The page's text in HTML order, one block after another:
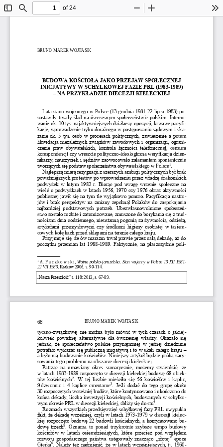
ToggleFind
of 24
Zoom
„Nasza Przeszłość” t. 11 8: 2012 , s. 67-89.
BRUNO MAREK WOJTASIK
BUDOWA KOŚCIOŁA JAKO PRZEJAW SPOŁECZNEJ
INICJATYWY W SCHYŁKOWEJ FAZIE PRL (1983-1989)
–NA PRZYKŁADZIE DIECEZJI KIELECKIEJ
Lata stanu wojennego w Polsce (13 grudnia 1981-22 lipca 1983) po-
zostawiły trwały ślad na ówczesnym społeczeństwie polskim. Interno-
wanie ok. 10 tys. najaktywniejszych działaczy opozycji, krwawe pacyfi-
kacje, wprowadzenie trybu doraźnego w postępowaniu sądowym i ska-
zanie ok. 5 tys. osób w procesach politycznych, zawieszenie a potem
likwidacja niezależnych związków zawodowych i organizacji, ograni-
czenie  praw  obywatelskich,  kontrola  łączności  telefonicznej,  cenzura
korespondencji czy wreszcie polityczno-ideologiczna weryfikacja dzien-
nikarzy, nauczycieli i sędziów zaowocowało załamaniem spontanicznie
tworzących siępodstaw społeczeństwa obywatelskiego w Polsce1
Najlepszą miarą rezygnacji z szerszych ambicji politycznych był brak
poważniejszych protestów po wprowadzeniu przez władzę drakońskich
podwyżek w lutym 1982 r. Biorąc pod uwagę wrzenie społeczne na
wieść o podwyżkach w latach 1956, 1970 czy 1976 obraz aktywności
publicznej jawił się na tym tle wyjątkowo ponuro. Pacyfikacja nastro-
jów i brak perspektyw na zmiany zepchnął Polaków do zaspokajania
najbardziej  podstawowych  potrzeb.  Ubezwłasnowolnione  społeczeń-
stwo zostało rozbite i zatomizowane, zmuszone do borykania się z trud-
nościami dnia codziennego, nieustanną pogonią za żywnością, odzieżą,
artykułami przemysłowymi czy środkami higieny osobistej w tasiem-
cowych kolejkach przed sklepami na terenie całego kraju.
Przyjmuje się, że ów marazm trwał prawie przez całą dekadę, aż do
początku przemian lat 1988-1989. Faktycznie, na płaszczyźnie poli-
————
1 A P a c z k o w s k i, Wojna polsko-jaruzelska. Stan wojenny w Polsce 13 XII 1981-
22 VII 1983, Kraków 2006, s. 90-114.
BRUNO MAREK WOJTASIK
68
tyczno-związkowej nie można było mówić w tych czasach o jakiej-
kolwiek  poważnej  alternatywie  dla  ówczesnej  władzy.  Okazało  się
jednak,  że  społeczeństwo  polskie  przynajmniej  w  jednej  dziedzinie
potrafiło wykazać się publiczną inicjatywą i to w skali całego kraju –
a było nią budowanie kościołów. Niniejszy artykuł będzie próbą zary-
sowania tego problemu na obszarze diecezji kieleckiej.
Patrząc  na  omawiany  okres  sumarycznie,  możemy  stwierdzić,
że
w latach 1983-1989 rozpoczęto w diecezji kieleckiej budowę 68 obiek-
tów  kościelnych2 .  W  tej  liczbie  mieściło  się  56  kościołów  i kaplic,
9dzwonnic  i  4  kaplice  cmentarne3. Jeśli dodać do tego grupę około
30 rozpoczętych wcześniej budów, które kontynuowano i ukończono do
końca dekady, liczba inwestycji kościelnych, budowanych w schyłko-
wym okresie PRL w diecezji kieleckiej, zbliży się do stu4.
Rozmach wszystkich przedsięwzięć schyłkowej fazy PRL uwypukla
fakt, że dekadę wcześniej, czyli w latach 1973-1979  w diecezji kielec-
kiej rozpoczęto budowę 22 budowli kościelnych, a kontynuowano bu-
dowę  trzech5.  Oznacza  to  ponad  trzykrotnie  szybsze  tempo  budowy
kościołów  w  latach  osiemdziesiątych,  które  przecież  pod  względem
rozwoju gospodarczego państwa ustępowały znacząco „złotej” epoce
Gierka6. Należy też nadmienić, że w latach wcześniejszych,  tj.  1960-